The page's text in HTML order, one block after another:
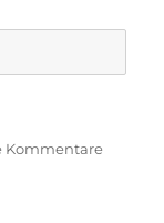
Kommentare